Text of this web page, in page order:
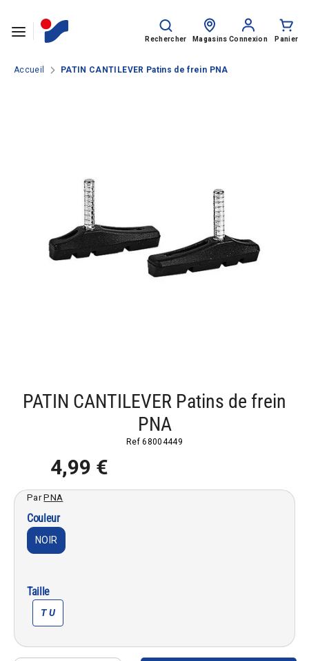
Rechercher
Recherche
Rechercher
sur
Magasins Connexion Panier
Rentrée des classes
NOS CATALOGUES
Accueil PATIN CANTILEVER Patins de frein PNA
PATIN CANTILEVER Patins de frein
PNA
Ref68004449
4,99 €
ParPNA
Couleur
NOIR
Taille
T U